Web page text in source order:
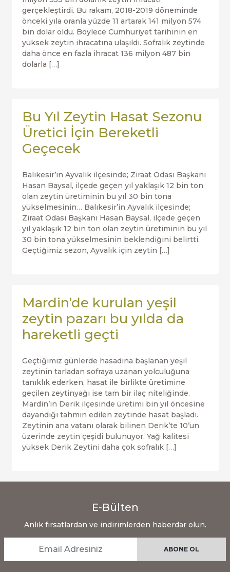
gerçekleştirdi. Bu rakam, 2018-2019 döneminde
önceki yıla oranla yüzde 11 artarak 141 milyon 574
bin dolar oldu. Böylece Cumhuriyet tarihinin en
yüksek zeytin ihracatına ulaşıldı. Sofralık zeytinde
daha önce en fazla ihracat 136 milyon 487 bin
dolarla […]
Bu Yıl Zeytin Hasat Sezonu
Üretici İçin Bereketli
Geçecek
Balıkesir’in Ayvalık ilçesinde; Ziraat Odası Başkanı
Hasan Baysal, ilçede geçen yıl yaklaşık 12 bin ton
olan zeytin üretiminin bu yıl 30 bin tona
yükselmesinin… Balıkesir’in Ayvalık ilçesinde;
Ziraat Odası Başkanı Hasan Baysal, ilçede geçen
yıl yaklaşık 12 bin ton olan zeytin üretiminin bu yıl
30 bin tona yükselmesinin beklendiğini belirtti.
Geçtiğimiz sezon, Ayvalık için zeytin […]
Mardin’de kurulan yeşil
zeytin pazarı bu yılda da
hareketli geçti
Geçtiğimiz günlerde hasadına başlanan yeşil
zeytinin tarladan sofraya uzanan yolculuğuna
tanıklık ederken, hasat ile birlikte üretimine
geçilen zeytinyağı ise tam bir ilaç niteliğinde.
Mardin’in Derik ilçesinde üretimi bin yıl öncesine
dayandığı tahmin edilen zeytinde hasat başladı.
Zeytinin ana vatanı olarak bilinen Derik’te 10’un
üzerinde zeytin çeşidi bulunuyor. Yağ kalitesi
yüksek Derik Zeytini daha çok sofralık […]
E-Bülten
Anlık fırsatlardan ve indirimlerden haberdar olun.